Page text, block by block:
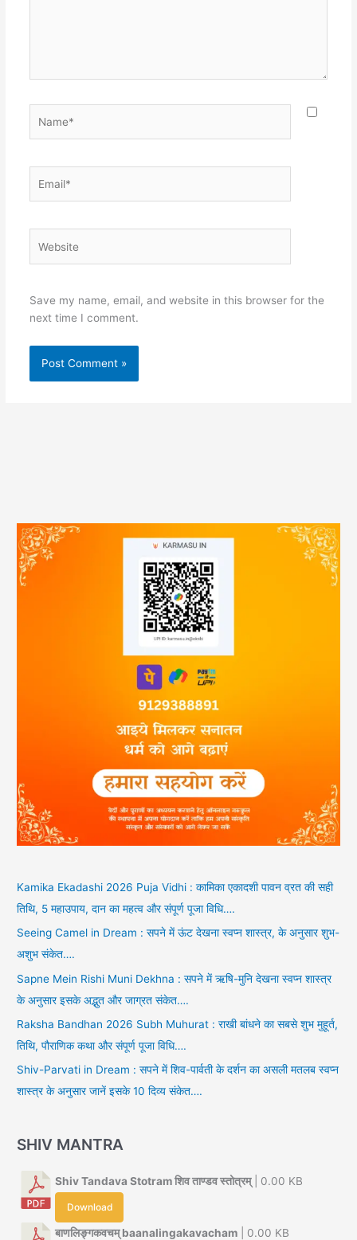
Save my name, email, and website in this browser for the
next time I comment.
Kamika Ekadashi 2026 Puja Vidhi : कामिका एकादशी पावन व्रत की सही
तिथि, 5 महाउपाय, दान का महत्व और संपूर्ण पूजा विधि….
Seeing Camel in Dream : सपने में ऊंट देखना स्वप्न शास्त्र, के अनुसार शुभ-
अशुभ संकेत….
Sapne Mein Rishi Muni Dekhna : सपने में ऋषि-मुनि देखना स्वप्न शास्त्र
के अनुसार इसके अद्भुत और जाग्रत संकेत….
Raksha Bandhan 2026 Subh Muhurat : राखी बांधने का सबसे शुभ मुहूर्त,
तिथि, पौराणिक कथा और संपूर्ण पूजा विधि….
Shiv-Parvati in Dream : सपने में शिव-पार्वती के दर्शन का असली मतलब स्वप्न
शास्त्र के अनुसार जानें इसके 10 दिव्य संकेत….
SHIV MANTRA
Shiv Tandava Stotram शिव ताण्डव स्तोत्रम्| 0.00 KB
Download
बाणलिङ्गकवचम् baanalingakavacham | 0.00 KB